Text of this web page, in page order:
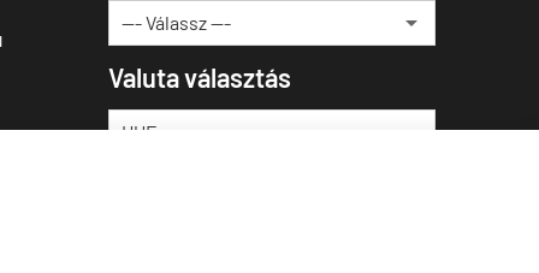
Valuta választás